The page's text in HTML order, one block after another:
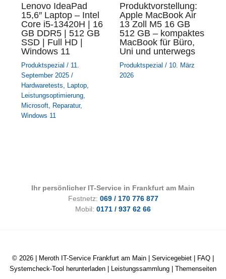
Lenovo IdeaPad
15,6″ Laptop – Intel
Core i5-13420H | 16
GB DDR5 | 512 GB
SSD | Full HD |
Windows 11
Produktspezial / 11.
September 2025 /
Hardwaretests, Laptop,
Leistungsoptimierung,
Microsoft, Reparatur,
Windows 11
Produktvorstellung:
Apple MacBook Air
13 Zoll M5 16 GB
512 GB – kompaktes
MacBook für Büro,
Uni und unterwegs
Produktspezial / 10. März
2026
Ihr persönlicher IT-Service in Frankfurt am Main
Festnetz: 069 / 170 776 877
Mobil: 0171 / 937 62 66
© 2026 | Meroth IT-Service Frankfurt am Main Servicegebiet FAQ
Systemcheck-Tool herunterladen
Leistungssammlung Themenseiten